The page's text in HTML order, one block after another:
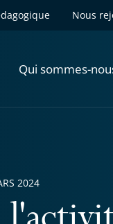
Nous
Qui sommes-
2024